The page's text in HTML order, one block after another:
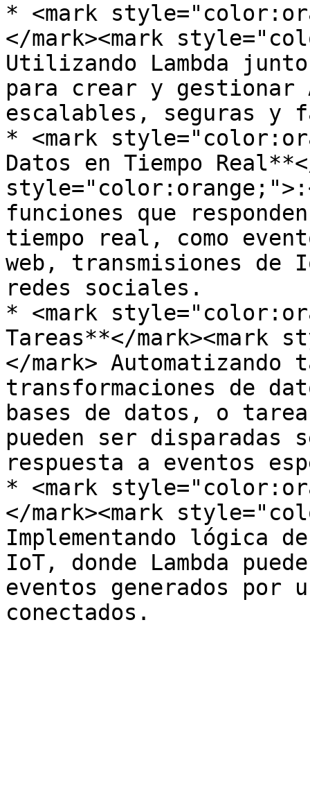
* <mark
</mark><mark
Utilizando Lambda junto
para crear y gestionar
escalables, seguras y
* <mark
Datos en Tiempo
funciones que
tiempo real, como
web, transmisiones de
redes sociales.
* <mark
Tareas**</mark><mark
</mark> Automatizando
transformaciones de
bases de datos, o
pueden ser disparadas
respuesta a eventos
* <mark
</mark><mark
Implementando lógica
IoT, donde Lambda
eventos generados